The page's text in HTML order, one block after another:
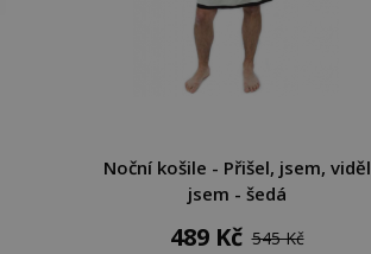
Noční košile - Přišel, jsem, viděl
jsem - šedá
489 Kč 545 Kč